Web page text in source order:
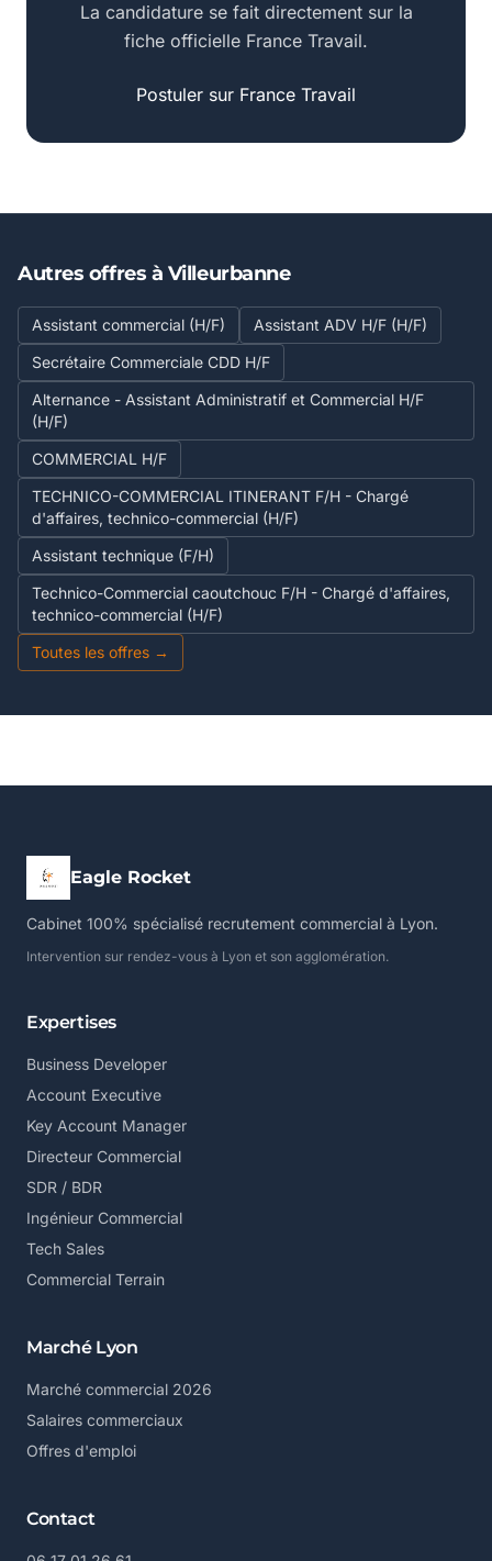
La candidature se fait directement sur la
fiche officielle France Travail.
Postuler sur France Travail
Autres offres à Villeurbanne
Assistant commercial (H/F)
Assistant ADV H/F (H/F)
Secrétaire Commerciale CDD H/F
Alternance - Assistant Administratif et Commercial H/F
(H/F)
COMMERCIAL H/F
TECHNICO-COMMERCIAL ITINERANT F/H - Chargé
d'affaires, technico-commercial (H/F)
Assistant technique (F/H)
Technico-Commercial caoutchouc F/H - Chargé d'affaires,
technico-commercial (H/F)
Toutes les offres →
Eagle Rocket
Cabinet 100% spécialisé recrutement commercial à Lyon.
Intervention sur rendez-vous à Lyon et son agglomération.
Expertises
Business Developer
Account Executive
Key Account Manager
Directeur Commercial
SDR / BDR
Ingénieur Commercial
Tech Sales
Commercial Terrain
Marché Lyon
Marché commercial 2026
Salaires commerciaux
Offres d'emploi
Contact